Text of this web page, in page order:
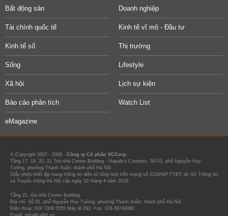
Bất động sản Doanh nghiệp
Tài chính quốc tế Kinh tế vĩ mô - Đầu tư
Kinh tế số Thị trường
Sống Lifestyle
Xã hội Lịch sự kiện
Báo cáo phân tích Watch List
eMagazine
© Copyright 2007 - 2026 - Công ty Cổ phần VCCorp.
Tầng 17, 19, 20, 21 Toà nhà Center Building - Hapulico Complex, Số 01, phố Nguyễn Huy
Tưởng, phường Thanh Xuân, thành phố Hà Nội
Giấy phép thiết lập trang thông tin điện tử tổng hợp trên mạng số 2216/GP-TTĐT do Sở Thông tin
và Truyền thông Hà Nội cấp ngày 10 tháng 4 năm 2019.
Tầng 21, tòa nhà Center Building.
Địa chỉ: Số 01, phố Nguyễn Huy Tưởng, phường Thanh Xuân, thành phố Hà Nội
Điện thoại: 024 7309 5555 Máy lẻ 292. Fax: 024-39744082
Email: info@cafef.vn